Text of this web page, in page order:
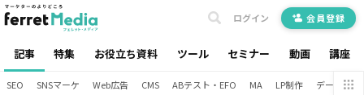
記事 特集 お役立ち資料 ツール セミナー 動画 講座
ログイン 会員登録
SEO SNSマーケ Web広告 CMS ABテスト・EFO MA LP制作 データ分析